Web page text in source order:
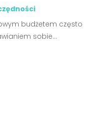
budżetem często
sobie...